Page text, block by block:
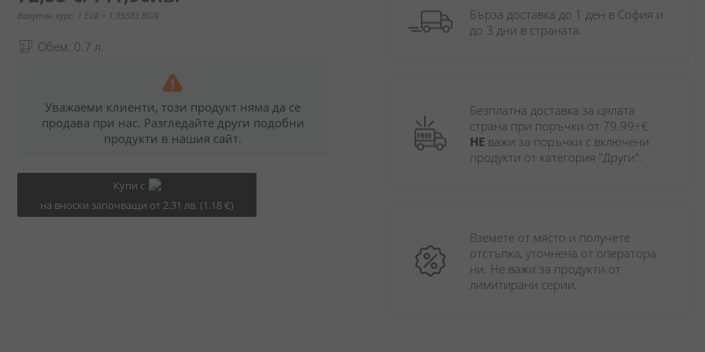
Валутен курс: 1 EUR = 1.95583 BGN
Обем: 0.7 л.
Уважаеми клиенти, този продукт няма да се
продава при нас. Разгледайте други подобни
продукти в нашия сайт.
Купи с
на вноски започващи от 2.31 лв. (1.18 €)
Бърза доставка до 1 ден в София и
до 3 дни в страната.
Безплатна доставка за цялата
НЕ важи за поръчки с включени
продукти от категория "Други".
Вземете от място и получете
отстъпка, уточнена от оператора
ни. Не важи за продукти от
лимитирани серии.